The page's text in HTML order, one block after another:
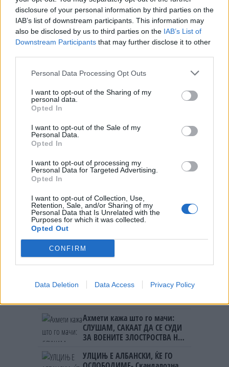
disclosure of your personal information by third parties on the
IAB’s list of downstream participants. This information may
also be disclosed by us to third parties on the IAB’s List of
Downstream Participants that may further disclose it to other
Personal Data Processing Opt Outs
I want to opt-out of the Sharing of my
personal data.
Opted In
I want to opt-out of the Sale of my
Personal Data.
Opted In
I want to opt-out of processing my
Personal Data for Targeted Advertising.
Opted In
I want to opt-out of Collection, Use,
Retention, Sale, and/or Sharing of my
Personal Data that Is Unrelated with the
Purposes for which it was collected.
Opted Out
CONFIRM
Data Deletion Data Access Privacy Policy
имаа синови.
Им ги уништивме плановите. Наместо да се
венчаме, се случи нешто сосема друго.
среќна и се будам среќна - рече Ана низ солзи
во тоа време.
© Vecer.mk, правата за текстот се на редакцијата
Apple не попушта: НЕ И ДАВА
КЛИЕНТИ
„роди“ интернетот се уште
живеe
НАЈЧИТАНИ ВО ПОСЛЕДНИ 7 ДЕНА
ИСТОРИСКО ОБЕДИНУВАЊЕ НА
МАКЕДОНЦИТЕ ВО СРБИЈА:
НАЦИОНАЛЕН СОЈУЗ
Ахмети кажа што го мачи:
СЛУШАМ, САКААТ ДА СЕ СУДИ
ЗА ВОЕНИТЕ ЗЛОСТРОСТВА НА
УЛЦИЊ Е АЛБАНСКИ, ЌЕ ГО